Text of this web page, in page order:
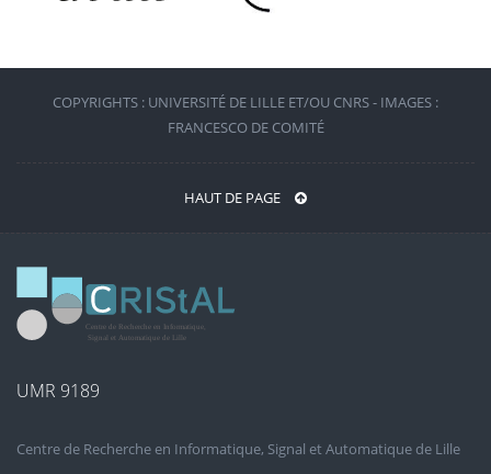
COPYRIGHTS : UNIVERSITÉ DE LILLE ET/OU CNRS - IMAGES :
FRANCESCO DE COMITÉ
HAUT DE PAGE
UMR 9189
Centre de Recherche en Informatique, Signal et Automatique de Lille